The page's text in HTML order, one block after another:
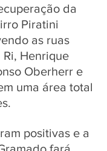
da
Piratini
as ruas
Henrique
Oberherr e
uma área total
positivas e a